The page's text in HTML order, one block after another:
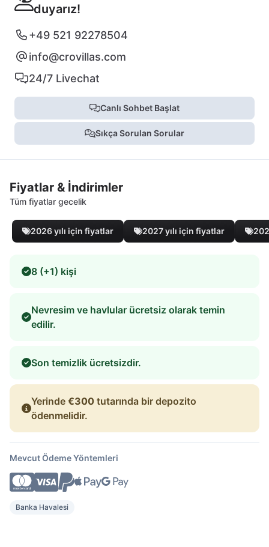
duyarız!
+49 521 92278504
info@crovillas.com
24/7 Livechat
Canlı Sohbet Başlat
Sıkça Sorulan Sorular
Fiyatlar & İndirimler
Tüm fiyatlar gecelik
2026 yılı için fiyatlar 2027 yılı için fiyatlar
8 (+1) kişi
Nevresim ve havlular ücretsiz olarak temin
edilir.
Son temizlik ücretsizdir.
Yerinde €300 tutarında bir depozito
ödenmelidir.
Mevcut Ödeme Yöntemleri
Banka Havalesi